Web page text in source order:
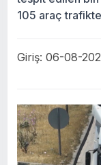
105 araç
Giriş: 06-08-